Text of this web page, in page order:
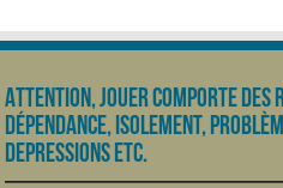
Attention, jouer comporte des
dépendance, isolement,
depressions etc.